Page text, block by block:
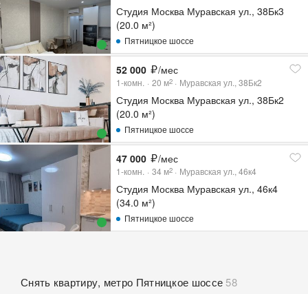
Студия Москва Муравская ул., 38Бк3
(20.0 м²)
Пятницкое шоссе
52 000 /мес
1-комн. 20 м2 Муравская ул., 38Бк2
Студия Москва Муравская ул., 38Бк2
(20.0 м²)
Пятницкое шоссе
47 000 /мес
1-комн. 34 м2 Муравская ул., 46к4
Студия Москва Муравская ул., 46к4
(34.0 м²)
Пятницкое шоссе
Снять квартиру, метро Пятницкое шоссе 58